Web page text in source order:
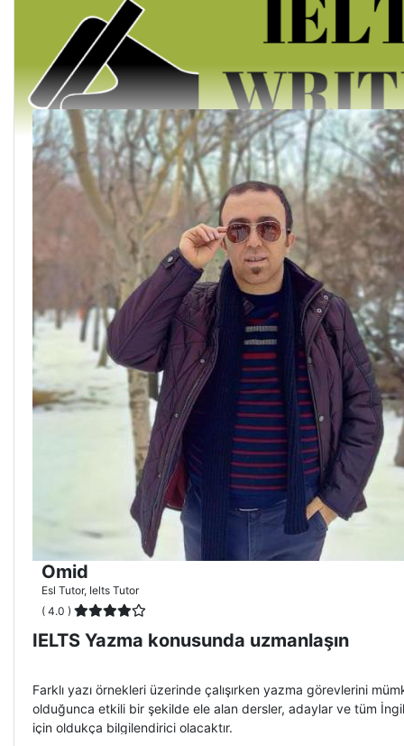
Omid
Esl Tutor, Ielts Tutor
( 4.0 )
IELTS Yazma konusunda uzmanlaşın
Farklı yazı örnekleri üzerinde çalışırken yazma görevlerini
olduğunca etkili bir şekilde ele alan dersler, adaylar ve tüm
için oldukça bilgilendirici olacaktır.